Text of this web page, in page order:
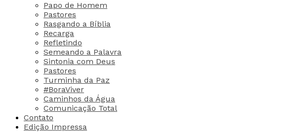
Papo de Homem
Pastores
Rasgando a Bíblia
Recarga
Refletindo
Semeando a Palavra
Sintonia com Deus
Pastores
Turminha da Paz
#BoraViver
Caminhos da Água
Comunicação Total
Contato
Edição Impressa